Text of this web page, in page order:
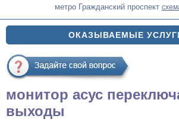
метро Гражданский проспект
ОКАЗЫВАЕМЫЕ
монитор асус
выходы